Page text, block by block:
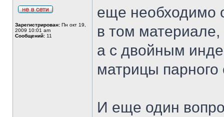
Зарегистрирован: Пн окт 19,
2009 10:01 am
Сообщений: 11
еще необходимо
в том
а с двойным
матрицы парного
И еще один